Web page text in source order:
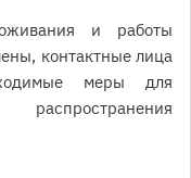
и работы
контактные лица
меры для